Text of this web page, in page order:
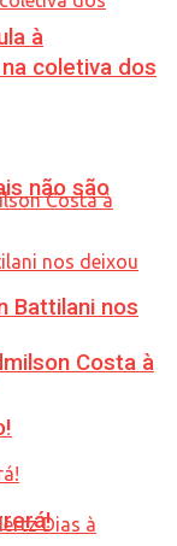
à
Costa à
coletiva dos
não são
Battilani nos